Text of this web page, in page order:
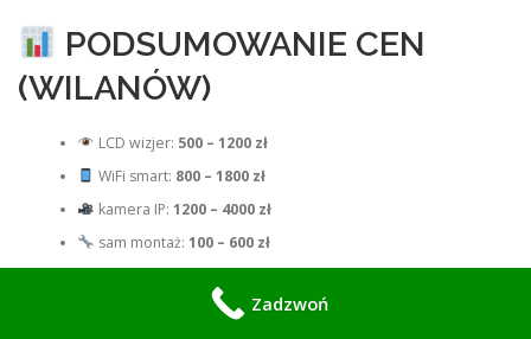
PODSUMOWANIE CEN
(WILANÓW)
LCD wizjer: 500 – 1200 zł
WiFi smart: 800 – 1800 zł
kamera IP: 1200 – 4000 zł
sam montaż: 100 – 600 zł
Zadzwoń